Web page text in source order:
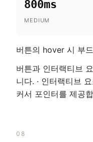
800ms
MEDIUM
버튼의 hover 시 부
버튼과 인터랙티브
니다. · 인터랙티브
커서 포인터를 제공
08